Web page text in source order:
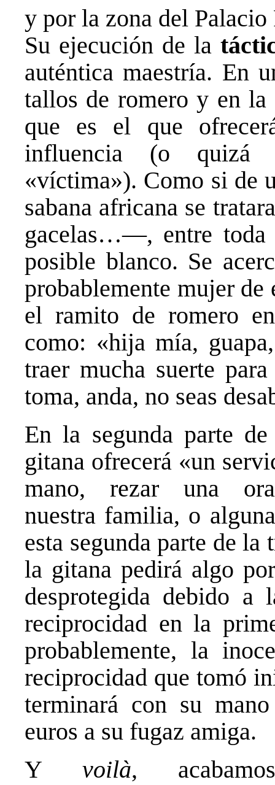
y por la zona del Palacio
Su ejecución de la
auténtica maestría. En
tallos de romero y en
que es el que
influencia (o quizá
«víctima»). Como si de
sabana africana se
gacelas…—, entre toda
posible blanco. Se
probablemente mujer
el ramito de romero
como: «hija mía,
traer mucha suerte
toma, anda, no seas
En la segunda parte
gitana ofrecerá «un
mano, rezar una
nuestra familia, o
esta segunda parte de
la gitana pedirá algo
desprotegida debido
reciprocidad en la
probablemente, la
reciprocidad que tomó
terminará con su
euros a su fugaz amiga.
Yvoilà,